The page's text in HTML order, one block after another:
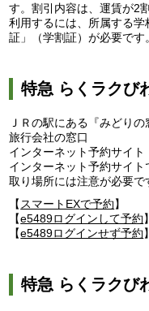
す。割引内容は、運賃が2
利用するには、所属する学
証」（学割証）が必要です
特急 らくラクび
ＪＲの駅にある『みどりの
旅行会社の窓口
インターネット予約サイト
インターネット予約サイ
取り場所には注意が必要で
【スマートEXで予約】
【e5489ログインして予約】
【e5489ログインせず予約】
特急 らくラクび